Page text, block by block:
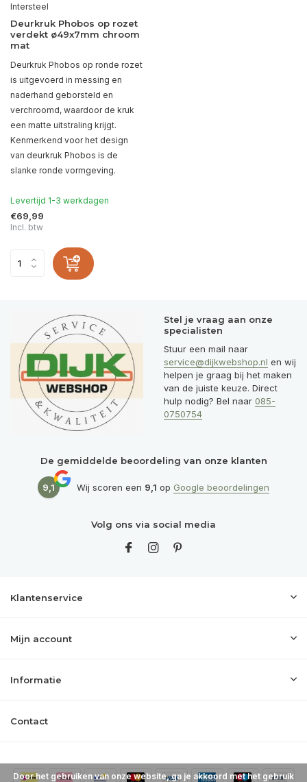
Intersteel
Deurkruk Phobos op rozet
verdekt ø49x7mm chroom
mat
Deurkruk Phobos op ronde rozet
is uitgevoerd in messing en
naderhand geborsteld en
verchroomd, waardoor de kruk
een matte uitstraling krijgt.
Kenmerkend voor het design
van deurkruk Phobos is de
slanke ronde vormgeving.
Levertijd 1-3 werkdagen
€69,99
Incl. btw
Stel je vraag aan onze
specialisten
Stuur een mail naar
service@dijkwebshop.nl en wij
helpen je graag bij het maken
van de juiste keuze. Direct
hulp nodig? Bel naar 085-
0750754
De gemiddelde beoordeling van onze klanten
9,1 Wij scoren een 9,1 op Google beoordelingen
Volg ons via social media
Klantenservice
Mijn account
Informatie
Contact
Door het gebruiken van onze website, ga je akkoord met het gebruik